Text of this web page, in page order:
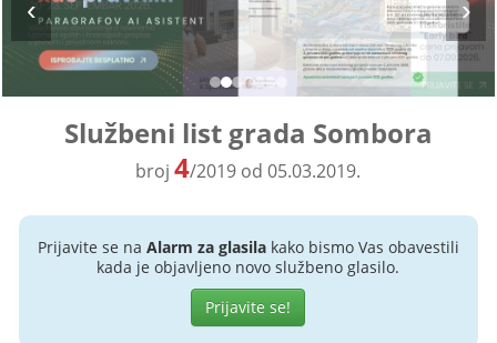
Službeni list grada Sombora
broj4/2019 od 05.03.2019.
Prijavite se na Alarm za glasilakako bismo Vas obavestili
kada je objavljeno novo službeno glasilo.
Prijavite se!